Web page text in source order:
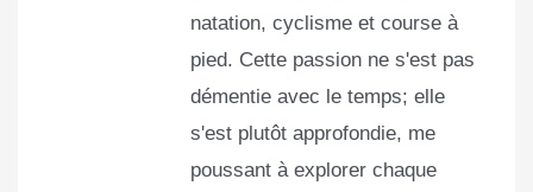
natation, cyclisme et course à
pied. Cette passion ne s'est pas
démentie avec le temps; elle
s'est plutôt approfondie, me
poussant à explorer chaque